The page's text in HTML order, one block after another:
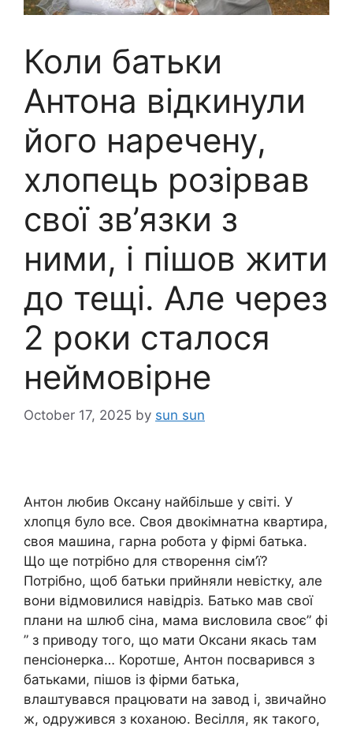
Коли батьки
Антона відкинули
його наречену,
хлопець розірвав
свої зв’язки з
ними, і пішов жити
до тещі. Але через
2 роки сталося
неймовірне
October 17, 2025 by sun sun
Антон любив Оксану найбільше у світі. У
хлопця було все. Своя двокімнатна квартира,
своя машина, гарна робота у фірмі батька.
Що ще потрібно для створення сім’ї?
Потрібно, щоб батьки прийняли невістку, але
вони відмовилися навідріз. Батько мав свої
плани на шлюб сіна, мама висловила своє” фі
” з приводу того, що мати Оксани якась там
пенсіонерка… Коротше, Антон посварився з
батьками, пішов із фірми батька,
влаштувався працювати на завод і, звичайно
ж, одружився з коханою. Весілля, як такого,